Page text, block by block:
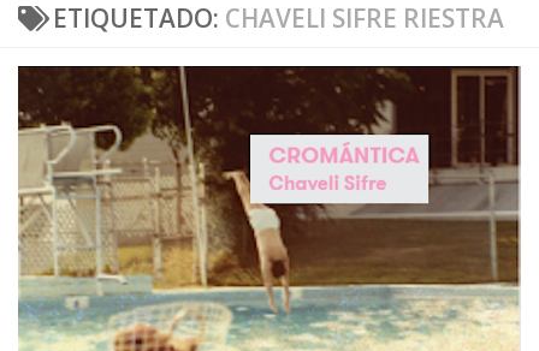
ETIQUETADO: CHAVELI SIFRE RIESTRA